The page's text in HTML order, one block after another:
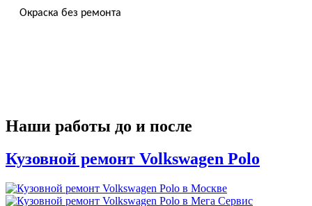
Окраска без ремонта
Наши работы до и после
Кузовной ремонт Volkswagen Polo